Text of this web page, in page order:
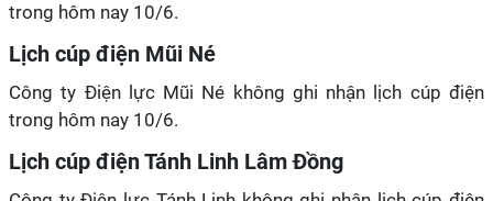
trong hôm nay 10/6.
Lịch cúp điện Mũi Né
Công ty Điện lực Mũi Né không ghi nhận lịch cúp điện
trong hôm nay 10/6.
Lịch cúp điện Tánh Linh Lâm Đồng